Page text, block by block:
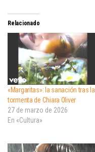
Relacionado
«Margaritas»: la sanación tras la
tormenta de Chiara Oliver
27 de marzo de 2026
En «Cultura»